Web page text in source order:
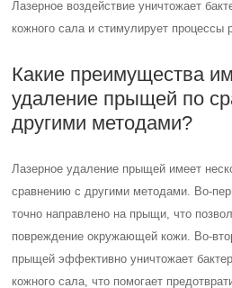
Лазерное воздействие уничтожает
кожного сала и стимулирует процессы
Какие преимущества
удаление прыщей по
другими методами?
Лазерное удаление прыщей имеет
сравнению с другими методами. Во-
точно направлено на прыщи, что
повреждение окружающей кожи. Во-
прыщей эффективно уничтожает
кожного сала, что помогает